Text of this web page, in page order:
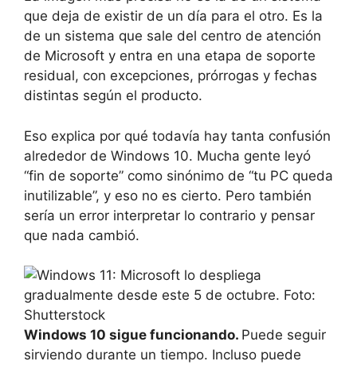
que deja de existir de un día para el otro. Es la
de un sistema que sale del centro de atención
de Microsoft y entra en una etapa de soporte
residual, con excepciones, prórrogas y fechas
distintas según el producto.
Eso explica por qué todavía hay tanta confusión
alrededor de Windows 10. Mucha gente leyó
“fin de soporte” como sinónimo de “tu PC queda
inutilizable”, y eso no es cierto. Pero también
sería un error interpretar lo contrario y pensar
que nada cambió.
Windows 10 sigue funcionando. Puede seguir
sirviendo durante un tiempo. Incluso puede